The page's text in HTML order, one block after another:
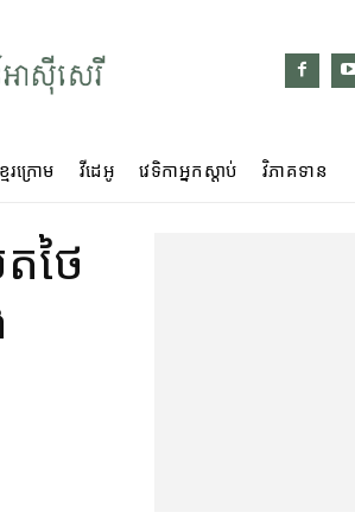
ែរក្រោម វីដេអូ វេទិកាអ្នកស្ដាប់ វិភាគទាន
ថៃ​